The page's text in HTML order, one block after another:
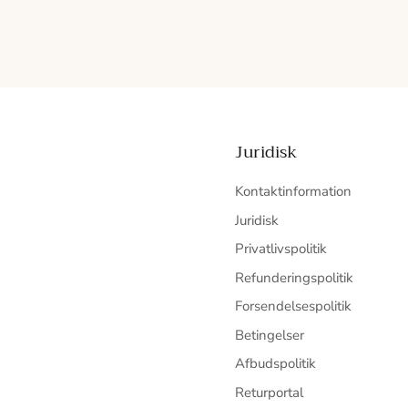
Juridisk
Kontaktinformation
Juridisk
Privatlivspolitik
Refunderingspolitik
Forsendelsespolitik
Betingelser
Afbudspolitik
Returportal